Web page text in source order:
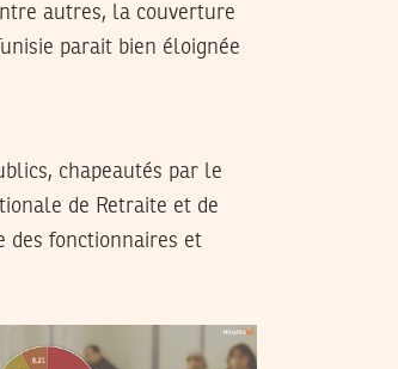
autres, la couverture
parait bien éloignée
chapeautés par le
de Retraite et de
des fonctionnaires et